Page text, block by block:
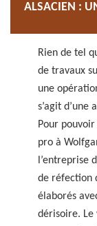
ALSACIEN :
Rien de tel
de travaux
une
s’agit
Pour
pro à
l’entreprise
de réfection
élaborés
dérisoire. Le